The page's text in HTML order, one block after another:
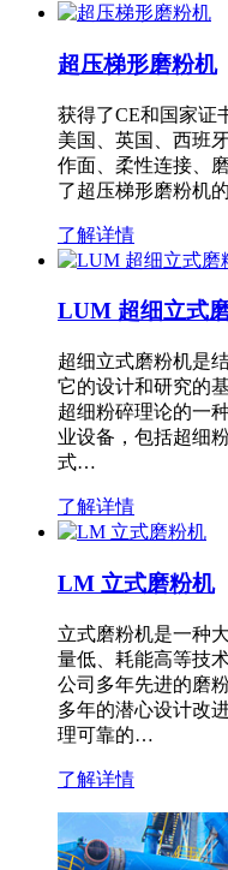
超压梯形磨粉机
获得了CE和国家证
美国、英国、西班
作面、柔性连接、
了超压梯形磨粉机
了解详情
LUM 超细立式
超细立式磨粉机是
它的设计和研究的
超细粉碎理论的一
业设备，包括超细
式…
了解详情
LM 立式磨粉机
立式磨粉机是一种
量低、耗能高等技
公司多年先进的磨
多年的潜心设计改
理可靠的…
了解详情